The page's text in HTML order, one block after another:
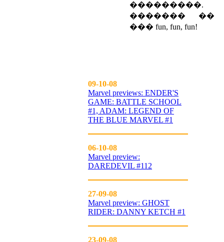
���������.
������� ��
��� fun, fun, fun!
09-10-08
Marvel previews: ENDER'S
GAME: BATTLE SCHOOL
#1, ADAM: LEGEND OF
THE BLUE MARVEL #1
06-10-08
Marvel preview:
DAREDEVIL #112
27-09-08
Marvel preview: GHOST
RIDER: DANNY KETCH #1
23-09-08